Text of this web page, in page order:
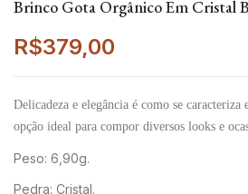
Brinco Gota Orgânico Em Cristal
R$379,00
Delicadeza e elegância é como se caracteriza
opção ideal para compor diversos looks e
Peso: 6,90g.
Pedra: Cristal.